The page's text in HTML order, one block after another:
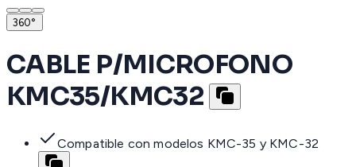
360°
CABLE P/MICROFONO
KMC35/KMC32
Compatible con modelos KMC-35 y KMC-32